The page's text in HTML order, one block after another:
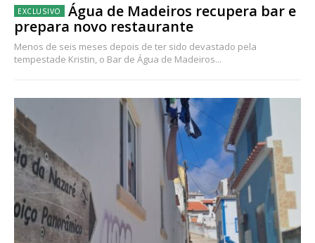
Água de Madeiros recupera bar e
prepara novo restaurante
Menos de seis meses depois de ter sido devastado pela
tempestade Kristin, o Bar de Água de Madeiros...